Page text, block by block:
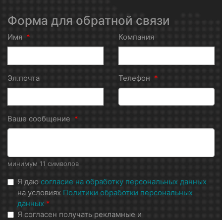
Форма для обратной связи
Имя * Компания
Эл.почта Телефон *
Ваше сообщение *
минимум 11 символов
Я даю согласие на обработку персональных данных
на условиях Политики обработки персональных
данных *
Я согласен получать рекламные и